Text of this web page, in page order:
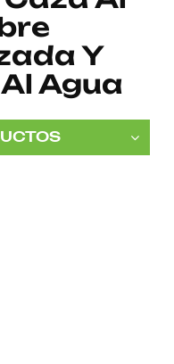
Y
Agua